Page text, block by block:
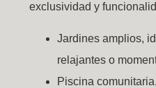
exclusividad y
Jardines amplios,
relajantes o
Piscina